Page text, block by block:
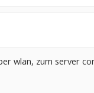
wlan, zum server